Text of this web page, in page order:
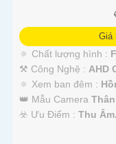
Giá
🔅 Chất lượng hình :
⚒ Công Nghệ : AHD
🔅 Xem ban đêm :
👑 Mẫu Camera
️☣️ Ưu Điểm : Thu Âm.